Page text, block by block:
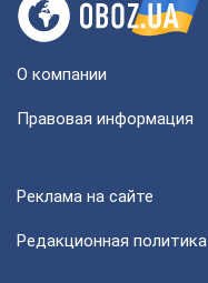
О компании
Правовая информация
Реклама на сайте
Редакционная политика